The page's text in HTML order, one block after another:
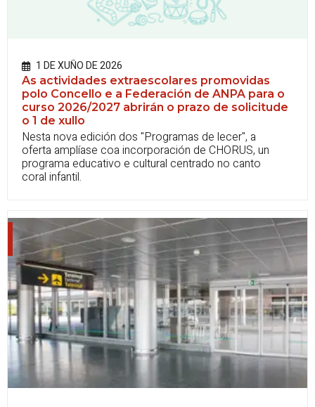
1 DE XUÑO DE 2026
As actividades extraescolares promovidas
polo Concello e a Federación de ANPA para o
curso 2026/2027 abrirán o prazo de solicitude
o 1 de xullo
Nesta nova edición dos "Programas de lecer", a
oferta amplíase coa incorporación de CHORUS, un
programa educativo e cultural centrado no canto
coral infantil.